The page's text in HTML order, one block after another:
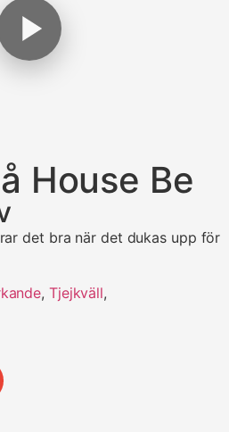
House Be
det bra när det dukas upp för
, Tjejkväll,